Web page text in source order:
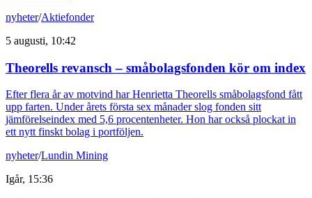
nyheter/Aktiefonder
5 augusti, 10:42
Theorells revansch – småbolagsfonden kör om index
Efter flera år av motvind har Henrietta Theorells småbolagsfond fått
upp farten. Under årets första sex månader slog fonden sitt
jämförelseindex med 5,6 procentenheter. Hon har också plockat in
ett nytt finskt bolag i portföljen.
nyheter/Lundin Mining
Igår, 15:36